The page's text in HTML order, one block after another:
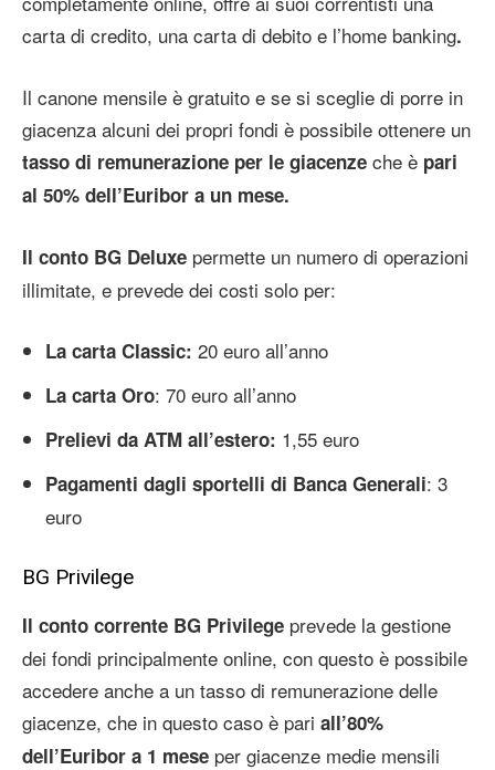
carta di credito, una carta di debito e l’home banking.
Il canone mensile è gratuito e se si sceglie di porre in
giacenza alcuni dei propri fondi è possibile ottenere un
tasso di remunerazione per le giacenze che è pari
al 50% dell’Euribor a un mese.
Il conto BG Deluxe permette un numero di operazioni
illimitate, e prevede dei costi solo per:
La carta Classic: 20 euro all’anno
La carta Oro: 70 euro all’anno
Prelievi da ATM all’estero: 1,55 euro
Pagamenti dagli sportelli di Banca Generali: 3
euro
BG Privilege
Il conto corrente BG Privilege prevede la gestione
dei fondi principalmente online, con questo è possibile
accedere anche a un tasso di remunerazione delle
giacenze, che in questo caso è pari all’80%
dell’Euribor a 1 mese per giacenze medie mensili